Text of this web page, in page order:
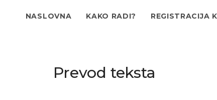
NASLOVNA KAKO RADI? REGISTRACIJA
Prevod teksta